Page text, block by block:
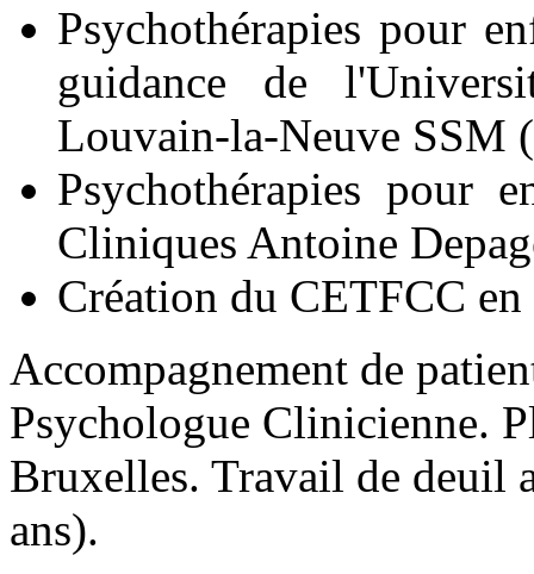
Psychothérapies pour
guidance de
Louvain-la-Neuve SSM
Psychothérapies pour
Cliniques Antoine
Création du CETFCC
Accompagnement de
Psychologue Clinicienne.
Bruxelles. Travail de deuil
ans).